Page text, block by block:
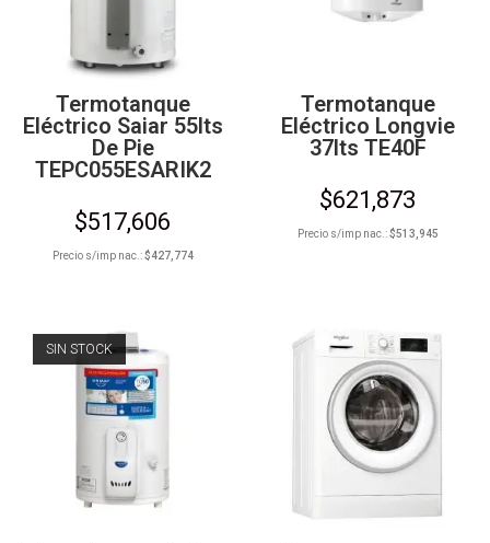
Termotanque
Eléctrico Saiar 55lts
De Pie
TEPC055ESARIK2
$517,606
Precio s/imp nac.:$427,774
Termotanque
Eléctrico Longvie
37lts TE40F
$621,873
Precio s/imp nac.:$513,945
SIN STOCK